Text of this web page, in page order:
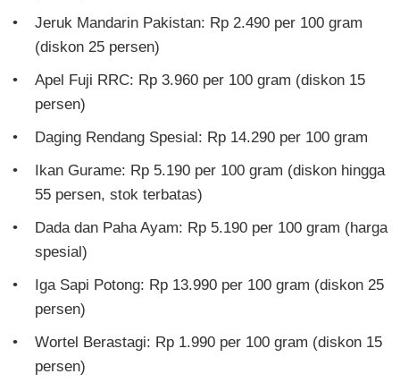
Jeruk Mandarin Pakistan: Rp 2.490 per 100 gram
(diskon 25 persen)
Apel Fuji RRC: Rp 3.960 per 100 gram (diskon 15
persen)
Daging Rendang Spesial: Rp 14.290 per 100 gram
Ikan Gurame: Rp 5.190 per 100 gram (diskon hingga
55 persen, stok terbatas)
Dada dan Paha Ayam: Rp 5.190 per 100 gram (harga
spesial)
Iga Sapi Potong: Rp 13.990 per 100 gram (diskon 25
persen)
Wortel Berastagi: Rp 1.990 per 100 gram (diskon 15
persen)